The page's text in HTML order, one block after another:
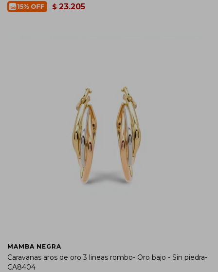
$ 23.205
MAMBA NEGRA
Caravanas aros de oro 3 lineas rombo- Oro bajo - Sin piedra-
CA8404